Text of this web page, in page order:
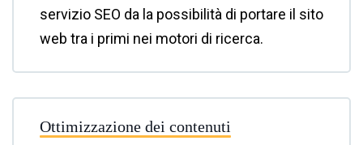
servizio SEO da la possibilità di portare il sito
web tra i primi nei motori di ricerca.
Ottimizzazione dei contenuti